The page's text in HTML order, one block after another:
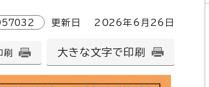
更新日 2026年6月 26 日
刷 大きな文字で印刷